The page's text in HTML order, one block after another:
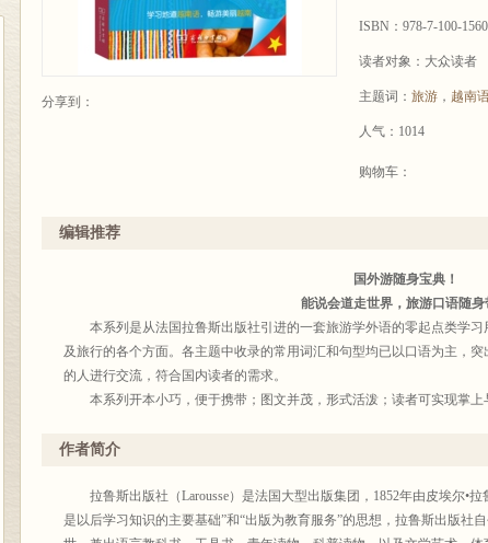
分享到：
ISBN：978-7-100-
读者对象：大众读者
主题词： 旅游 ， 越南
人气：1014
购物车：
编辑推荐
国外游随身宝典！
能说会道走世界，旅游口语随身
本系列是从法国拉鲁斯出版社引进的一套旅游学外语的零起点类学
及旅行的各个方面。各主题中收录的常用词汇和句型均已以口语为主，
的人进行交流，符合国内读者的需求。
本系列开本小巧，便于携带；图文并茂，形式活泼；读者可实现掌上
作者简介
拉鲁斯出版社（Larousse）是法国大型出版集团，1852年由皮埃尔•拉
是以后学习知识的主要基础”和“出版为教育服务”的思想，拉鲁斯出版社